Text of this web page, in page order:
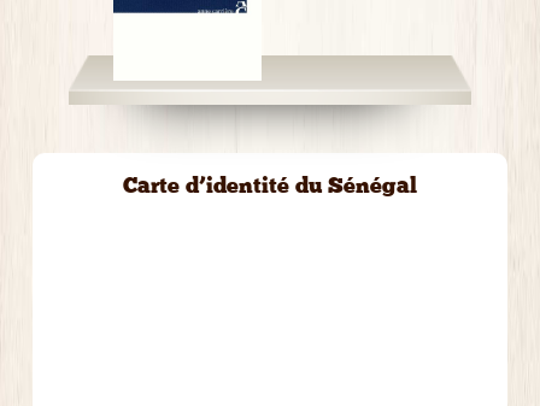
Carte d’identité du Sénégal